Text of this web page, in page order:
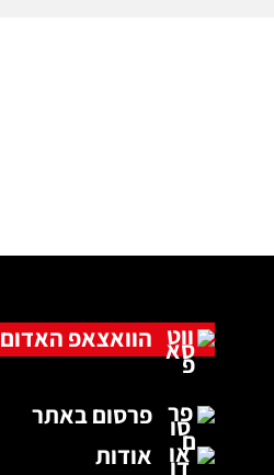
הוואצאפ האדום
פרסום באתר
אודות